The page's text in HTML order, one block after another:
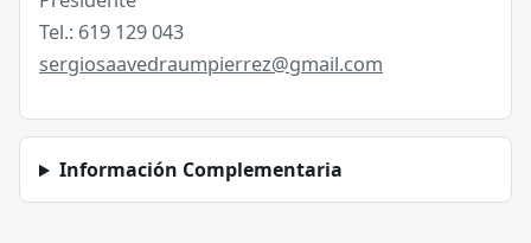
Tel.: 619 129 043
sergiosaavedraumpierrez@gmail.com
Información Complementaria